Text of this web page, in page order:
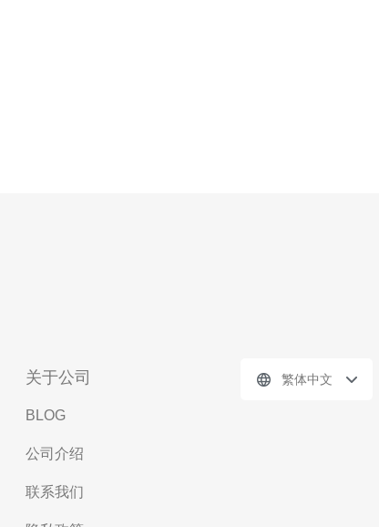
关于公司
BLOG
公司介绍
联系我们
繁体中文